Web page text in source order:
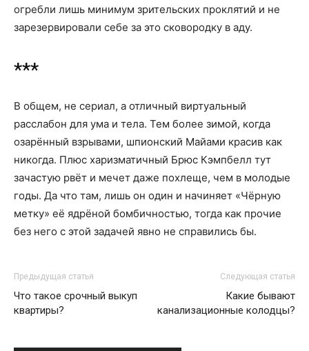
огребли лишь минимум зрительских проклятий и не
зарезервировали себе за это сковородку в аду.
***
В общем, не сериал, а отличный виртуальный
расслабон для ума и тела. Тем более зимой, когда
озарённый взрывами, шпионский Майами красив как
никогда. Плюс харизматичный Брюс Кэмпбелл тут
зачастую рвёт и мечет даже похлеще, чем в молодые
годы. Да что там, лишь он один и начиняет «Чёрную
метку» её ядрёной бомбичностью, тогда как прочие
без него с этой задачей явно не справились бы.
Предыдущая статья
Что такое срочный выкуп
квартиры?
Следующая статья
Какие бывают
канализационные колодцы?